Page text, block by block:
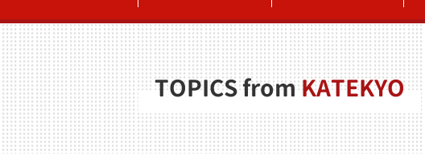
TOPICS fromKATEKYO